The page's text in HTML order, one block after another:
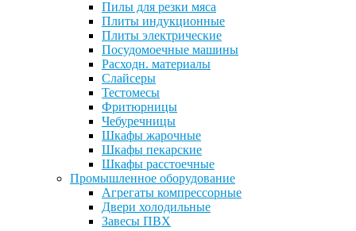
Пилы для резки мяса
Плиты индукционные
Плиты электрические
Посудомоечные машины
Расходн. материалы
Слайсеры
Тестомесы
Фритюрницы
Чебуречницы
Шкафы жарочные
Шкафы пекарские
Шкафы расстоечные
Промышленное оборудование
Агрегаты компрессорные
Двери холодильные
Завесы ПВХ